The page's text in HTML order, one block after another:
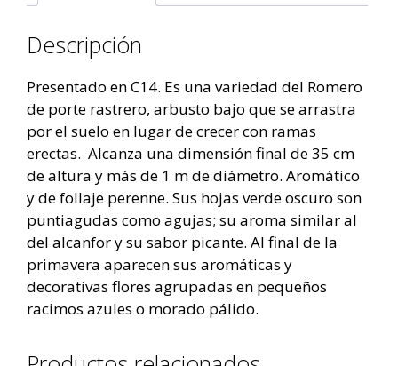
Descripción
Presentado en C14. Es una variedad del Romero
de porte rastrero, arbusto bajo que se arrastra
por el suelo en lugar de crecer con ramas
erectas. Alcanza una dimensión final de 35 cm
de altura y más de 1 m de diámetro. Aromático
y de follaje perenne. Sus hojas verde oscuro son
puntiagudas como agujas; su aroma similar al
del alcanfor y su sabor picante. Al final de la
primavera aparecen sus aromáticas y
decorativas flores agrupadas en pequeños
racimos azules o morado pálido.